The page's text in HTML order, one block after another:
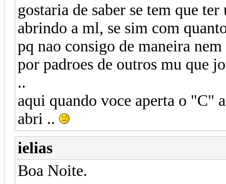
gostaria de saber se tem que
abrindo a ml, se sim com
pq nao consigo de maneira
por padroes de outros mu que
..
aqui quando voce aperta o "C"
abri ..
ielias
Boa Noite.